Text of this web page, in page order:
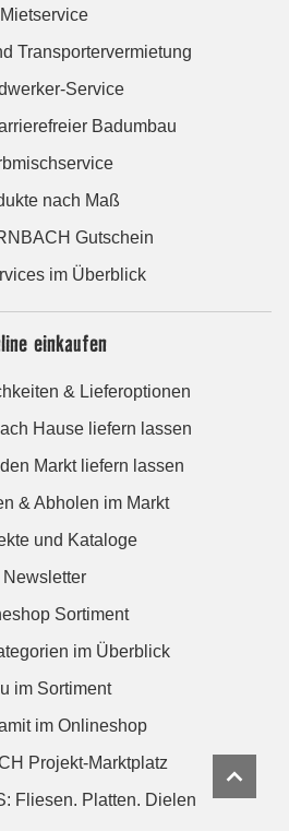
Mietservice
Transportervermietung
Service
Badumbau
nach Maß
Gutschein
im Überblick
einkaufen
& Lieferoptionen
Hause liefern lassen
Markt liefern lassen
& Abholen im Markt
und Kataloge
Newsletter
Sortiment
im Überblick
im Sortiment
im Onlineshop
Projekt-Marktplatz
Fliesen. Platten. Dielen